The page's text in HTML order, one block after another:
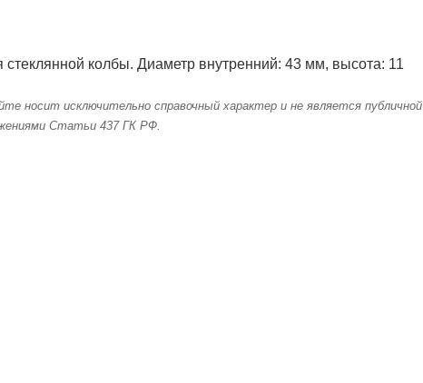
стеклянной колбы. Диаметр внутренний: 43 мм, высота: 11
носит исключительно справочный характер и не является публичной
Статьи 437 ГК РФ.